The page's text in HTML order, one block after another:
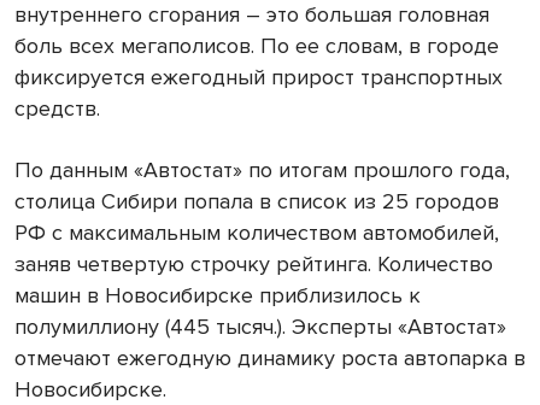
внутреннего сгорания – это большая головная
боль всех мегаполисов. По ее словам, в городе
фиксируется ежегодный прирост транспортных
средств.
По данным «Автостат» по итогам прошлого года,
столица Сибири попала в список из 25 городов
РФ с максимальным количеством автомобилей,
заняв четвертую строчку рейтинга. Количество
машин в Новосибирске приблизилось к
полумиллиону (445 тысяч.). Эксперты «Автостат»
отмечают ежегодную динамику роста автопарка в
Новосибирске.